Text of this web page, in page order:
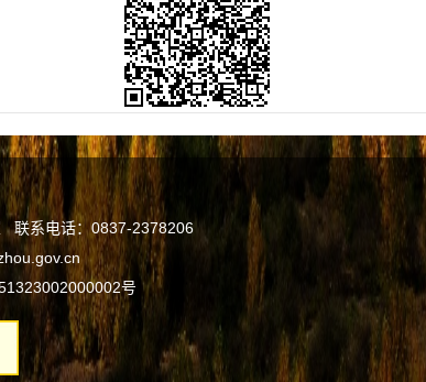
联系电话：0837-2378206
号